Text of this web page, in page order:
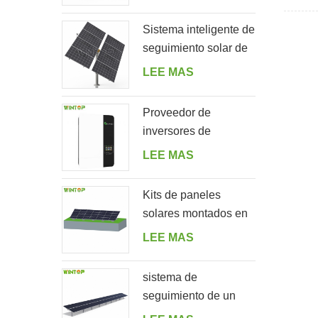
Sistema inteligente de
seguimiento solar de
doble fila de un solo
LEE MAS
Proveedor de
inversores de
almacenamiento de
LEE MAS
Kits de paneles
solares montados en
el suelo en forma de A
LEE MAS
sistema de
seguimiento de un
solo eje horizontal de